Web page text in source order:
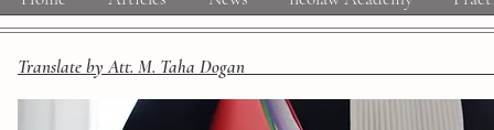
Translate by Att. M. Taha